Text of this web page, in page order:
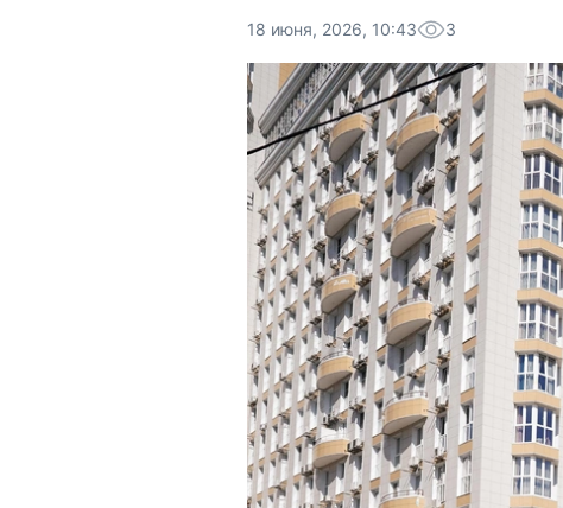
18 июня, 2026, 10:43 3